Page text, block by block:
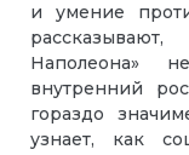
и умение
Наполеона»
внутренний
гораздо
узнает, как